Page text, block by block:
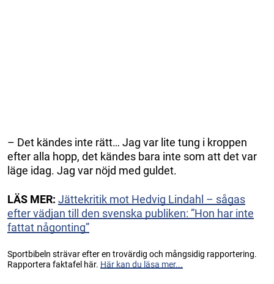
– Det kändes inte rätt… Jag var lite tung i kroppen
efter alla hopp, det kändes bara inte som att det var
läge idag. Jag var nöjd med guldet.
LÄS MER: Jättekritik mot Hedvig Lindahl – sågas
efter vädjan till den svenska publiken: ”Hon har inte
fattat någonting”
Sportbibeln strävar efter en trovärdig och mångsidig rapportering.
Rapportera faktafel här. Här kan du läsa mer...